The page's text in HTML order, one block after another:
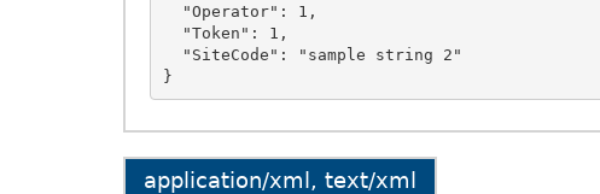
application/xml, text/xml